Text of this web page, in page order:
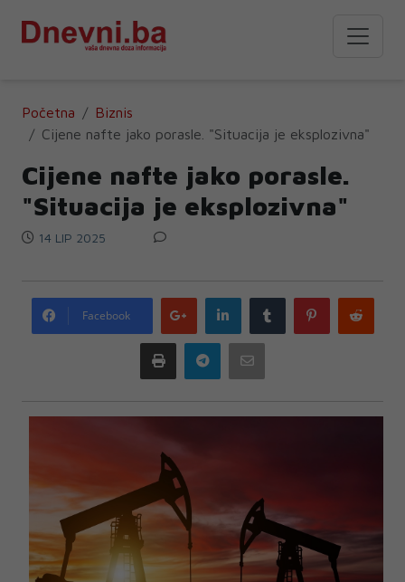
Početna
Biznis
Cijene nafte jako porasle. "Situacija je eksplozivna"
Cijene nafte jako porasle.
"Situacija je eksplozivna"
14 LIP 2025
Facebook
Google
plus
LinkedIn Tumblr Pinterest
Print Telegram